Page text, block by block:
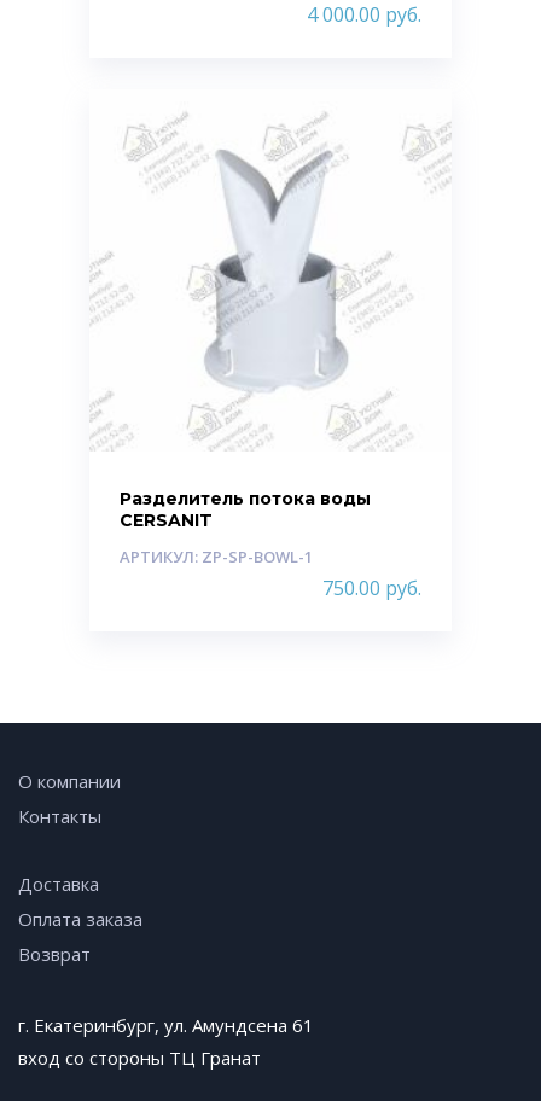
4 000.00 руб.
Разделитель потока воды
CERSANIT
АРТИКУЛ: ZP-SP-BOWL-1
750.00 руб.
О компании
Контакты
Доставка
Оплата заказа
Возврат
г. Екатеринбург, ул. Амундсена 61
вход со стороны ТЦ Гранат